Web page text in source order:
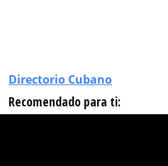
Directorio Cubano
Recomendado para ti: